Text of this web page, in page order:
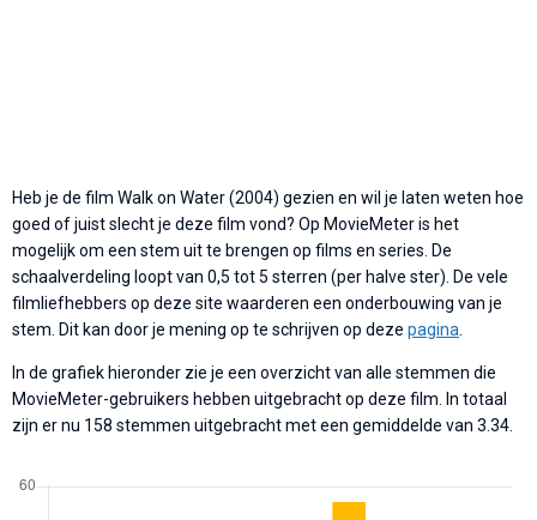
Heb je de film Walk on Water (2004) gezien en wil je laten weten hoe
goed of juist slecht je deze film vond? Op MovieMeter is het
mogelijk om een stem uit te brengen op films en series. De
schaalverdeling loopt van 0,5 tot 5 sterren (per halve ster). De vele
filmliefhebbers op deze site waarderen een onderbouwing van je
stem. Dit kan door je mening op te schrijven op deze pagina.
In de grafiek hieronder zie je een overzicht van alle stemmen die
MovieMeter-gebruikers hebben uitgebracht op deze film. In totaal
zijn er nu 158 stemmen uitgebracht met een gemiddelde van 3.34.